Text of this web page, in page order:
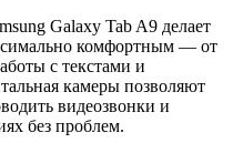
Galaxy Tab A9 делает
комфортным — от
с текстами и
камеры позволяют
видеозвонки и
без проблем.